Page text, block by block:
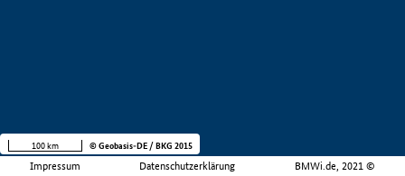
Impressum Datenschutzerklärung BMWi.de, 2021 ©
100 km © Geobasis-DE / BKG 2015